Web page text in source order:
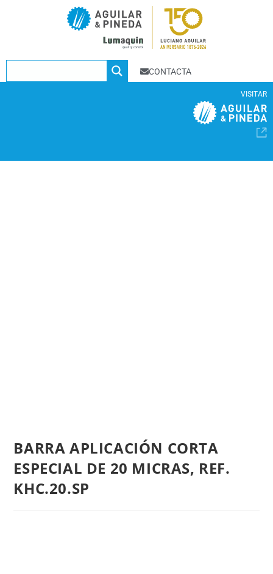
CONTACTA
VISITAR
BARRA APLICACIÓN CORTA
ESPECIAL DE 20 MICRAS, REF.
KHC.20.SP